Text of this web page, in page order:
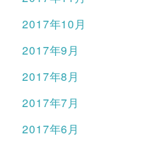
2017年10月
2017年9月
2017年8月
2017年7月
2017年6月